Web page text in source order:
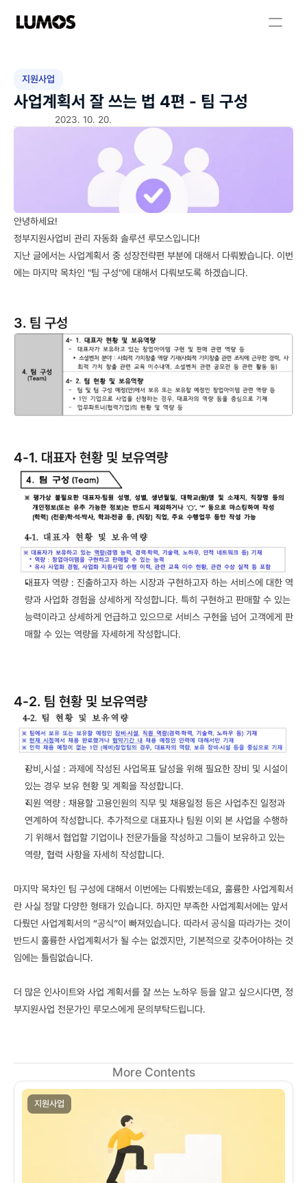
지원사업
사업계획서 잘 쓰는 법 4편 - 팀 구성
2023. 10. 20.
안녕하세요!
정부지원사업비 관리 자동화 솔루션 루모스입니다!
지난 글에서는 사업계획서 중 성장전략편 부분에 대해서 다뤄봤습니다. 이번
에는 마지막 목차인 "팀 구성"에 대해서 다뤄보도록 하겠습니다.
3. 팀 구성
4-1. 대표자 현황 및 보유역량
대표자 역량 : 진출하고자 하는 시장과 구현하고자 하는 서비스에 대한 역
량과 사업화 경험을 상세하게 작성합니다. 특히 구현하고 판매할 수 있는
능력이라고 상세하게 언급하고 있으므로 서비스 구현을 넘어 고객에게 판
매할 수 있는 역량을 자세하게 작성합니다.
4-2. 팀 현황 및 보유역량
장비,시설 : 과제에 작성된 사업목표 달성을 위해 필요한 장비 및 시설이
있는 경우 보유 현황 및 계획을 작성합니다.
직원 역량 : 채용할 고용인원의 직무 및 채용일정 등은 사업추진 일정과
연계하여 작성합니다. 추가적으로 대표자나 팀원 이외 본 사업을 수행하
기 위해서 협업할 기업이나 전문가들을 작성하고 그들이 보유하고 있는
역량, 협력 사항을 자세히 작성합니다.
마지막 목차인 팀 구성에 대해서 이번에는 다뤄봤는데요, 훌륭한 사업계획서
란 사실 정말 다양한 형태가 있습니다. 하지만 부족한 사업계획서에는 앞서
다뤘던 사업계획서의 “공식”이 빠져있습니다. 따라서 공식을 따라가는 것이
반드시 훌륭한 사업계획서가 될 수는 없겠지만, 기본적으로 갖추어야하는 것
임에는 틀림없습니다.
더 많은 인사이트와 사업 계획서를 잘 쓰는 노하우 등을 알고 싶으시다면, 정
부지원사업 전문가인 루모스에게 문의부탁드립니다.
More Contents
지원사업